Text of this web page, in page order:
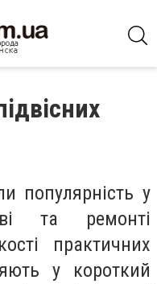
популярність у
та ремонті
практичних
у короткий